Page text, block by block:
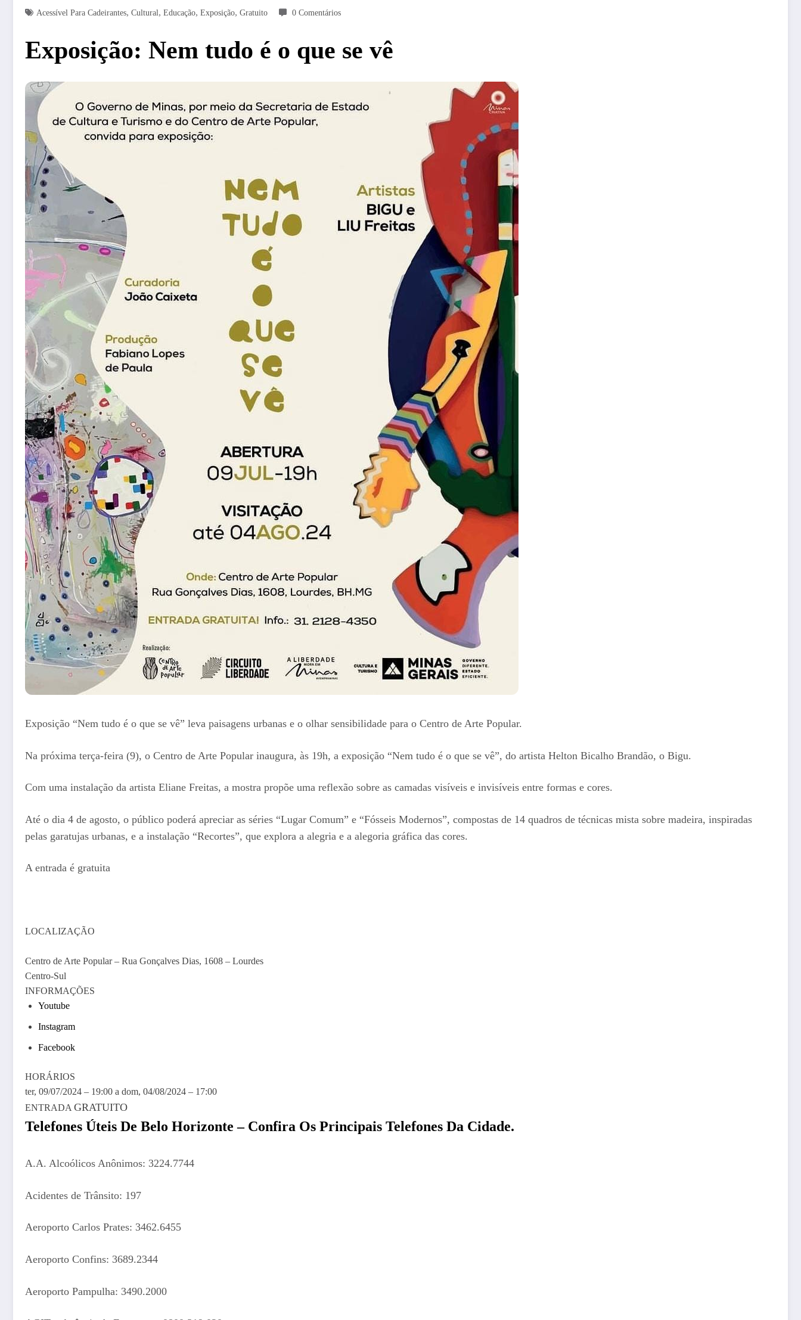
Acessível Para Cadeirantes, Cultural , Educação, Exposição, Gratuito 0 Comentários
Exposição: Nem tudo é o que se vê
Exposição “Nem tudo é o que se vê” leva paisagens urbanas e o olhar sensibilidade para o Centro de Arte Popular.
Na próxima terça-feira (9), o Centro de Arte Popular inaugura, às 19h, a exposição “Nem tudo é o que se vê”, do artista Helton Bicalho Brandão, o Bigu.
Com uma instalação da artista Eliane Freitas, a mostra propõe uma reflexão sobre as camadas visíveis e invisíveis entre formas e cores.
Até o dia 4 de agosto, o público poderá apreciar as séries “Lugar Comum” e “Fósseis Modernos”, compostas de 14 quadros de técnicas mista sobre madeira, inspiradas
pelas garatujas urbanas, e a instalação “Recortes”, que explora a alegria e a alegoria gráfica das cores.
A entrada é gratuita
LOCALIZAÇÃO
Centro de Arte Popular – Rua Gonçalves Dias, 1608 – Lourdes
Centro-Sul
INFORMAÇÕES
Youtube
Instagram
Facebook
HORÁRIOS
ter, 09/07/2024 – 19:00 a dom, 04/08/2024 – 17:00
ENTRADA GRATUITO
Telefones Úteis De Belo Horizonte – Confira Os Principais Telefones Da Cidade.
A.A. Alcoólicos Anônimos: 3224.7744
Acidentes de Trânsito: 197
Aeroporto Carlos Prates: 3462.6455
Aeroporto Confins: 3689.2344
Aeroporto Pampulha: 3490.2000